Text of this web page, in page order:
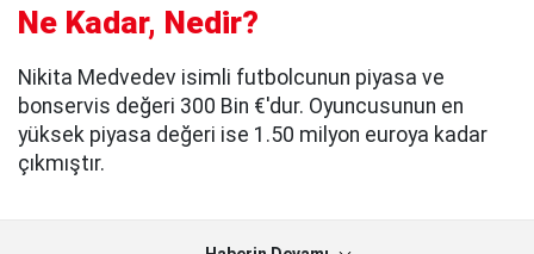
Ne Kadar, Nedir?
Nikita Medvedev isimli futbolcunun piyasa ve
bonservis değeri 300 Bin €'dur. Oyuncusunun en
yüksek piyasa değeri ise 1.50 milyon euroya kadar
çıkmıştır.